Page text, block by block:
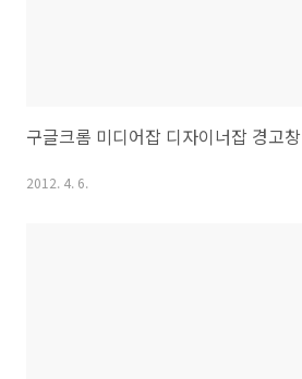
구글크롬 미디어잡 디자이너잡 경고창
2012. 4. 6.